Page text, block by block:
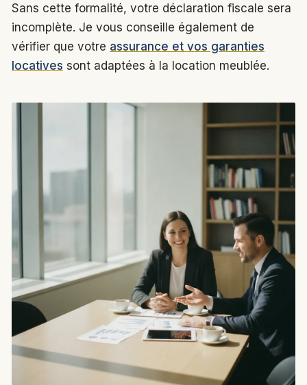
Sans cette formalité, votre déclaration fiscale sera
incomplète. Je vous conseille également de
vérifier que votre assurance et vos garanties
locatives sont adaptées à la location meublée.